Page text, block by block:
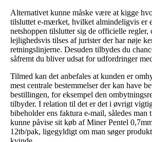
Alternativet kunne måske være at kigge
tilsluttet e-mærket, hvilket almindeligvis er
netshoppen tilslutter sig de officielle regler,
lejlighedsvis tilses af jurister der har nøje
retningslinjerne. Desuden tilbydes du
såfremt du bliver udsat for udfordringer
Tilmed kan det anbefales at kunden er
mest centrale bestemmelser der kan have
bestillingen, for eksempel den
tilbyder. I relation til det er det i øvrigt
bibeholder ens faktura e-mail, således
kunne påvise sit køb af Miner Pentel
12tb/pak, ligegyldigt om man søger